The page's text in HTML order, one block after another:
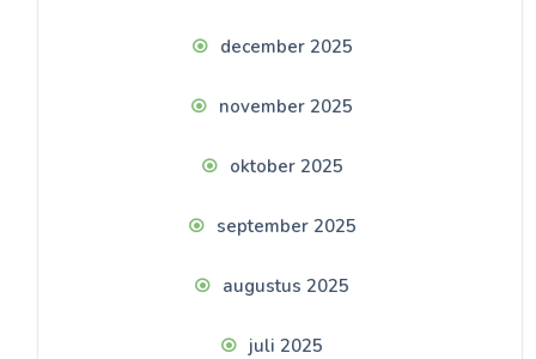
december 2025
november 2025
oktober 2025
september 2025
augustus 2025
juli 2025